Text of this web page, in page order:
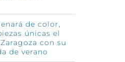
de color,
únicas el
con su
de verano